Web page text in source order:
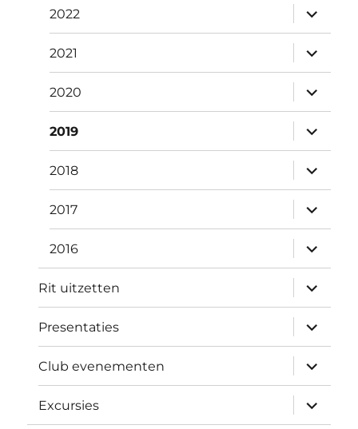
2022
2021
2020
2019
2018
2017
2016
Rit uitzetten
Presentaties
Club evenementen
Excursies